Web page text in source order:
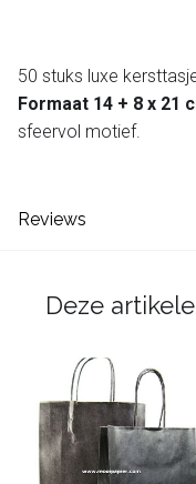
50 stuks luxe
Formaat 14 + 8 x 21
sfeervol motief.
Reviews
Deze